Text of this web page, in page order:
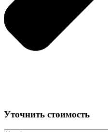
Уточнить стоимость